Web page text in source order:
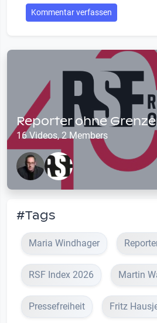
Kommentar verfassen
Reporter ohne
16 Videos, 2 Members
#Tags
Maria Windhager
RSF Index 2026 Martin
Pressefreiheit Fritz